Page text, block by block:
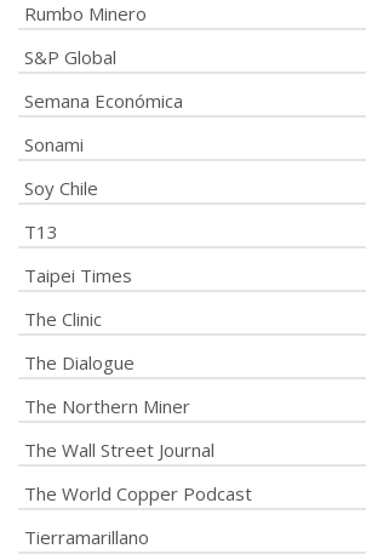
Rumbo Minero
S&P Global
Semana Económica
Sonami
Soy Chile
T13
Taipei Times
The Clinic
The Dialogue
The Northern Miner
The Wall Street Journal
The World Copper Podcast
Tierramarillano